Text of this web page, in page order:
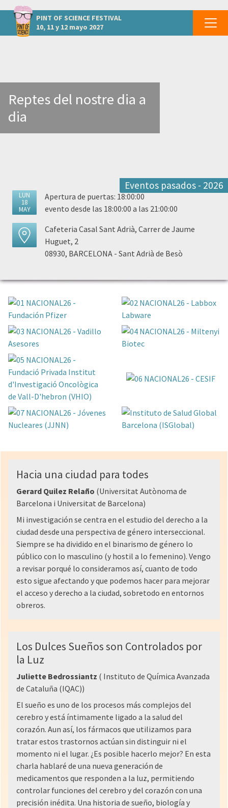
PINT OF SCIENCE FESTIVAL
10, 11 y 12 mayo 2027
otros eventos BARCELONA - Sant Adrià de Besòs
Reptes del nostre dia a
dia
Eventos pasados - 2026
LUN
18
MAY
Apertura de puertas: 18:00:00
evento desde las 18:00:00 a las 21:00:00
Cafeteria Casal Sant Adrià, Carrer de Jaume
Huguet, 2
08930, BARCELONA - Sant Adrià de Besò
Hacia una ciudad para todes
Gerard Quilez Relaño (Universitat Autònoma de
Barcelona i Universitat de Barcelona)
Mi investigación se centra en el estudio del derecho a la
ciudad desde una perspectiva de género interseccional.
Siempre se ha dividido en el binarismo de género lo
público con lo masculino (y hostil a lo femenino). Vengo
a revisar porqué lo consideramos así, cuanto de todo
esto sigue afectando y que podemos hacer para mejorar
el acceso y derecho a la ciudad, sobretodo en entornos
obreros.
Los Dulces Sueños son Controlados por
la Luz
Juliette Bedrossiantz ( Instituto de Química Avanzada
de Cataluña (IQAC))
El sueño es uno de los procesos más complejos del
cerebro y está íntimamente ligado a la salud del
corazón. Aun así, los fármacos que utilizamos para
tratar estos trastornos actúan sin distinguir ni el
momento ni el lugar. ¿Es posible hacerlo mejor? En esta
charla hablaré de una nueva generación de
medicamentos que responden a la luz, permitiendo
controlar funciones del cerebro y del corazón con una
precisión inédita. Una historia de sueño, biología y